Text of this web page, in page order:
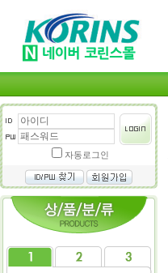
자동로그인